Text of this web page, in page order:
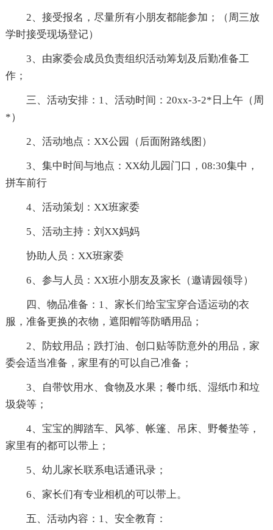
2、接受报名，尽量所有小朋友都能参加；（周三放
学时接受现场登记）
3、由家委会成员负责组织活动筹划及后勤准备工
作；
三、活动安排：1、活动时间：20xx-3-2*日上午（周
*）
2、活动地点：XX公园（后面附路线图）
3、集中时间与地点：XX幼儿园门口，08:30集中，
拼车前行
4、活动策划：XX班家委
5、活动主持：刘XX妈妈
协助人员：XX班家委
6、参与人员：XX班小朋友及家长（邀请园领导）
四、物品准备：1、家长们给宝宝穿合适运动的衣
服，准备更换的衣物，遮阳帽等防晒用品；
2、防蚊用品；跌打油、创口贴等防意外的用品，家
委会适当准备，家里有的可以自己准备；
3、自带饮用水、食物及水果；餐巾纸、湿纸巾和垃
圾袋等；
4、宝宝的脚踏车、风筝、帐篷、吊床、野餐垫等，
家里有的都可以带上；
5、幼儿家长联系电话通讯录；
6、家长们有专业相机的可以带上。
五、活动内容：1、安全教育：